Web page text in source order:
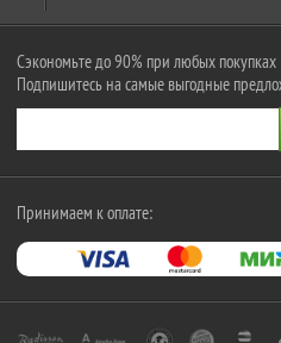
Сэкономьте до 90% при любых покупках
Подпишитесь на самые выгодные
Принимаем к оплате: